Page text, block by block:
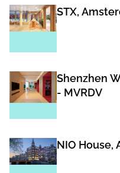
STX,
Shenzhen
- MVRDV
NIO House,